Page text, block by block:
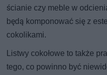
ścianie czy meble w
będą komponować się z
cokolikami.
Listwy cokołowe to także
tego, co powinno być